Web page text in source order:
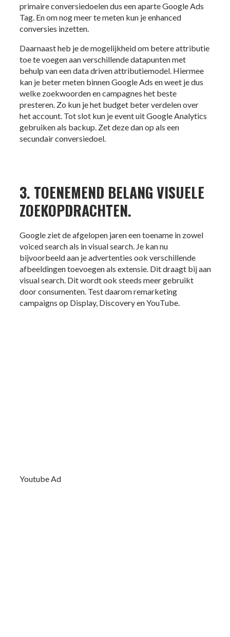
primaire conversiedoelen dus een aparte Google Ads
Tag. En om nog meer te meten kun je enhanced
conversies inzetten.
Daarnaast heb je de mogelijkheid om betere attributie
toe te voegen aan verschillende datapunten met
behulp van een data driven attributiemodel. Hiermee
kan je beter meten binnen Google Ads en weet je dus
welke zoekwoorden en campagnes het beste
presteren. Zo kun je het budget beter verdelen over
het account. Tot slot kun je event uit Google Analytics
gebruiken als backup. Zet deze dan op als een
secundair conversiedoel.
3. TOENEMEND BELANG VISUELE
ZOEKOPDRACHTEN.
Google ziet de afgelopen jaren een toename in zowel
voiced search als in visual search. Je kan nu
bijvoorbeeld aan je advertenties ook verschillende
afbeeldingen toevoegen als extensie. Dit draagt bij aan
visual search. Dit wordt ook steeds meer gebruikt
door consumenten. Test daarom remarketing
campaigns op Display, Discovery en YouTube.
Youtube Ad